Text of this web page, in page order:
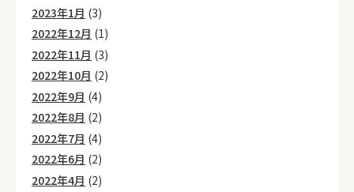
2023年1月 (3)
2022年12月 (1)
2022年11月 (3)
2022年10月 (2)
2022年9月 (4)
2022年8月 (2)
2022年7月 (4)
2022年6月 (2)
2022年4月 (2)